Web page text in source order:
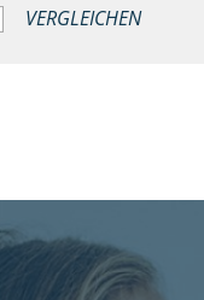
VERGLEICHEN